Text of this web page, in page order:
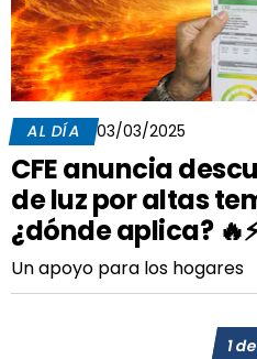
AL DÍA 03/03/2025
CFE anuncia
de luz por altas
¿dónde aplica?
Un apoyo para los hogares
1